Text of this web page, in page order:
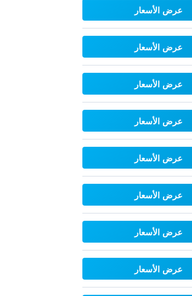
عرض الأسعار
عرض الأسعار
عرض الأسعار
عرض الأسعار
عرض الأسعار
عرض الأسعار
عرض الأسعار
عرض الأسعار